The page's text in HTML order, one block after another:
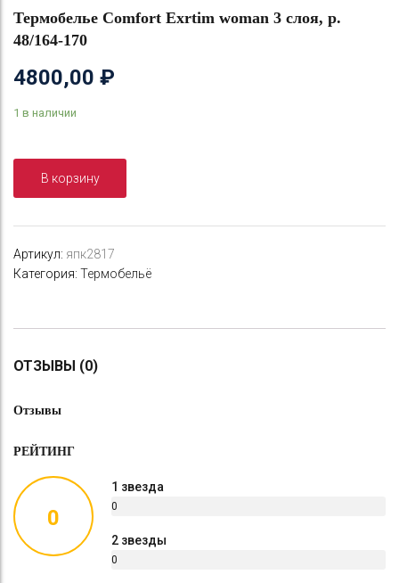
Термобелье Comfort Exrtim woman 3 слоя, р.
48/164-170
4800,00 ₽
1 в наличии
В корзину
Артикул: япк2817
Категория: Термобельё
ОТЗЫВЫ (0)
Отзывы
РЕЙТИНГ
0
1 звезда
0
2 звезды
0